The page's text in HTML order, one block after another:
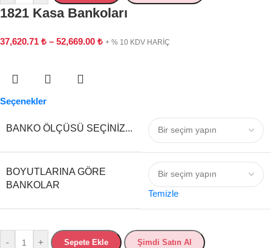
1821 Kasa Bankoları
37,620.71 ₺ – 52,669.00 ₺ + % 10 KDV HARİÇ
Seçenekler
BANKO ÖLÇÜSÜ SEÇINIZ...
BOYUTLARINA GÖRE
BANKOLAR
Temizle
- + Sepete Ekle Şimdi Satın Al